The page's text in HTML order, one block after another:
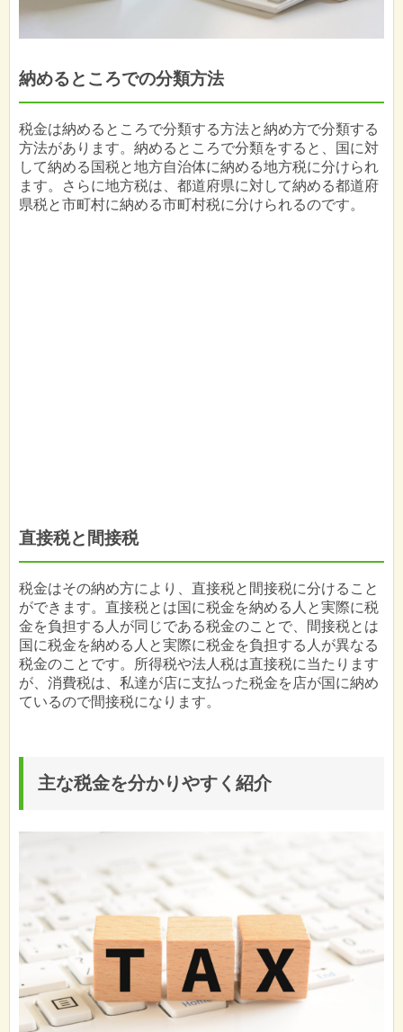
納めるところでの分類方法
税金は納めるところで分類する方法と納め方で分類する
方法があります。納めるところで分類をすると、国に対
して納める国税と地方自治体に納める地方税に分けられ
ます。さらに地方税は、都道府県に対して納める都道府
県税と市町村に納める市町村税に分けられるのです。
直接税と間接税
税金はその納め方により、直接税と間接税に分けること
ができます。直接税とは国に税金を納める人と実際に税
金を負担する人が同じである税金のことで、間接税とは
国に税金を納める人と実際に税金を負担する人が異なる
税金のことです。所得税や法人税は直接税に当たります
が、消費税は、私達が店に支払った税金を店が国に納め
ているので間接税になります。
主な税金を分かりやすく紹介